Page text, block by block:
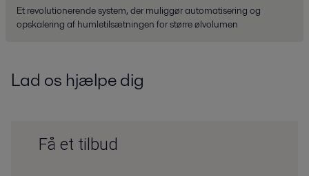
Et revolutionerende system, der muliggør automatisering og
opskalering af humletilsætningen for større ølvolumen
Lad os hjælpe dig
Få et tilbud